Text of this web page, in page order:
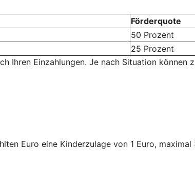
Förderquote
50 Prozent
25 Prozent
Ihren Einzahlungen. Je nach Situation können
Euro eine Kinderzulage von 1 Euro,